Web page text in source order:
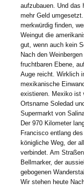
aufzubauen. Und das
mehr Geld
merkwürdig finden,
Weingut die
gut, wenn auch kein
Nach den
fruchtbaren Ebene,
Auge reicht. Wirklich
mexikanische
existieren. Mexiko ist
Ortsname Soledad
Supermarkt von
Der 970 Kilometer
Francisco entlang
königliche Weg, der
verbindet. Am
Bellmarker, der
gebogenen
Wir stehen heute